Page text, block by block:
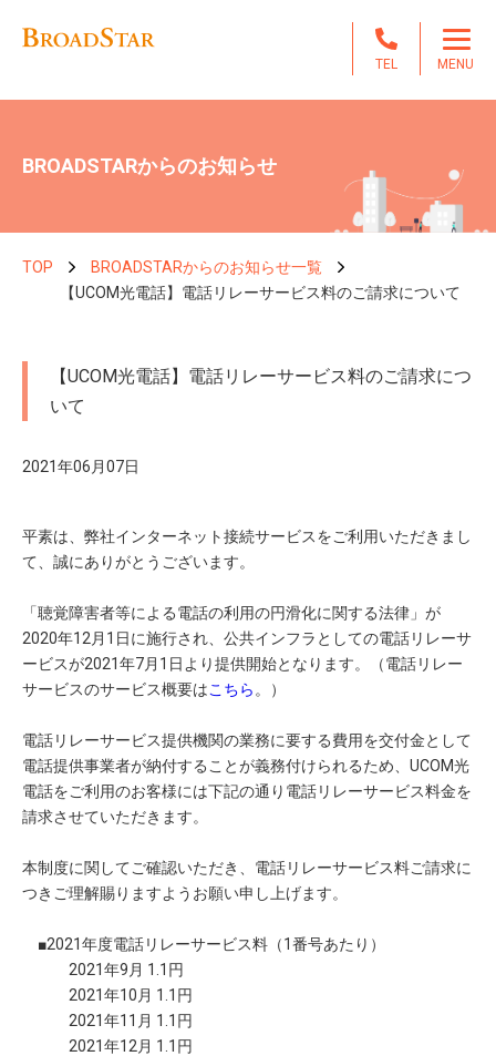
TEL MENU
BROADSTARからのお知らせ
TOP
BROADSTARからのお知らせ一覧
【UCOM光電話】電話リレーサービス料のご請求について
【UCOM光電話】電話リレーサービス料のご請求につ
いて
2021年06月07日
平素は、弊社インターネット接続サービスをご利用いただきまし
て、誠にありがとうございます。
「聴覚障害者等による電話の利用の円滑化に関する法律」が
2020年12月1日に施行され、公共インフラとしての電話リレーサ
ービスが2021年7月1日より提供開始となります。（電話リレー
サービスのサービス概要はこちら 。）
電話リレーサービス提供機関の業務に要する費用を交付金として
電話提供事業者が納付することが義務付けられるため、UCOM光
電話をご利用のお客様には下記の通り電話リレーサービス料金を
請求させていただきます。
本制度に関してご確認いただき、電話リレーサービス料ご請求に
つきご理解賜りますようお願い申し上げます。
■2021年度電話リレーサービス料（1番号あたり）
2021年9月 1.1円
2021年10月 1.1円
2021年11月 1.1円
2021年12月 1.1円